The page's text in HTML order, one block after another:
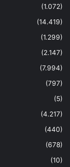
(1.072)
(14.419)
(1.299)
(2.147)
(7.994)
(797)
(5)
(4.217)
(440)
(678)
(10)